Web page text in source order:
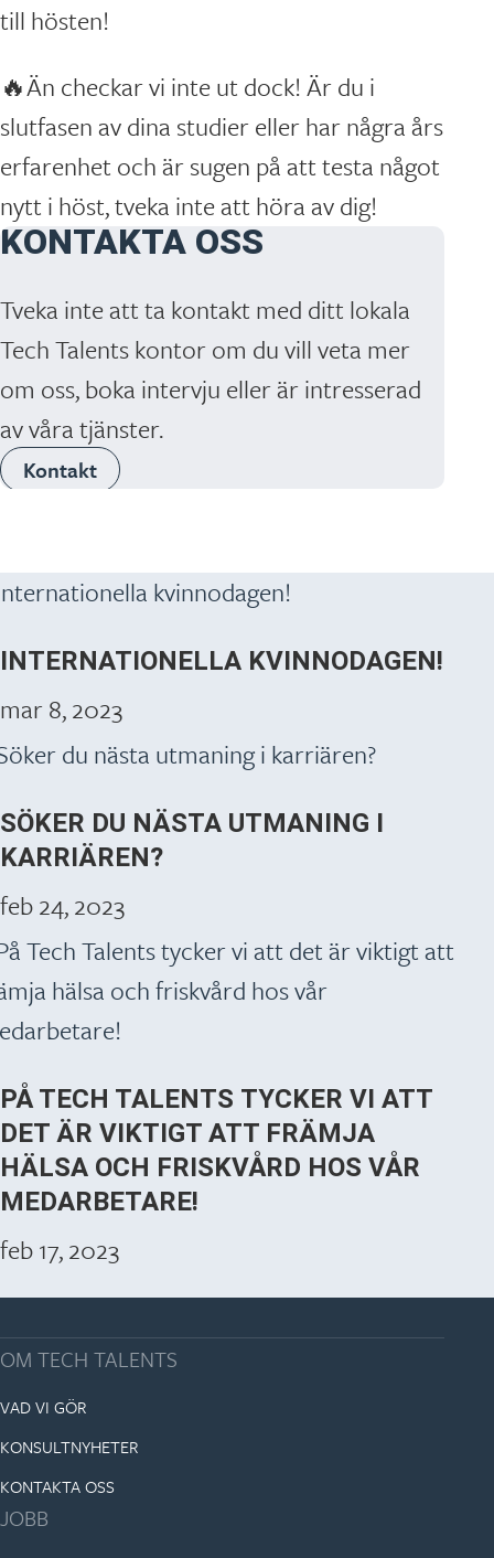
till hösten!
🔥Än checkar vi inte ut dock! Är du i
slutfasen av dina studier eller har några års
erfarenhet och är sugen på att testa något
nytt i höst, tveka inte att höra av dig!
KONTAKTA OSS
Tveka inte att ta kontakt med ditt lokala
Tech Talents kontor om du vill veta mer
om oss, boka intervju eller är intresserad
av våra tjänster.
Kontakt
INTERNATIONELLA KVINNODAGEN!
mar 8, 2023
SÖKER DU NÄSTA UTMANING I
KARRIÄREN?
feb 24, 2023
PÅ TECH TALENTS TYCKER VI ATT
DET ÄR VIKTIGT ATT FRÄMJA
HÄLSA OCH FRISKVÅRD HOS VÅR
MEDARBETARE!
feb 17, 2023
OM TECH TALENTS
VAD VI GÖR
KONSULTNYHETER
KONTAKTA OSS
JOBB